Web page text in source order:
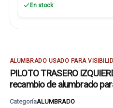
En stock
ALUMBRADO USADO PARA
PILOTO TRASERO
recambio de alumbrado
CategoríaALUMBRADO